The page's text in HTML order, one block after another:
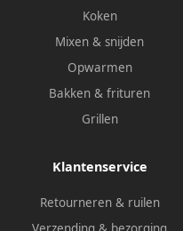
Koken
Mixen & snijden
Opwarmen
Bakken & frituren
Grillen
Klantenservice
Retourneren & ruilen